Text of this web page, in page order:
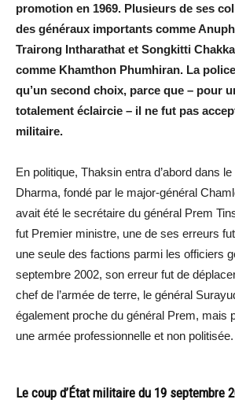
promotion en 1969. Plusieurs de ses
des généraux importants comme
Trairong Intharathat et Songkitti
comme Khamthon Phumhiran. La
qu’un second choix, parce que – pour
totalement éclaircie – il ne fut pas
militaire.
En politique, Thaksin entra d’abord dans
Dharma, fondé par le major-général
avait été le secrétaire du général Prem
fut Premier ministre, une de ses erreurs
une seule des factions parmi les officiers
septembre 2002, son erreur fut de
chef de l’armée de terre, le général
également proche du général Prem, mais
une armée professionnelle et non politisée.
Le coup d’État militaire du 19 septembre